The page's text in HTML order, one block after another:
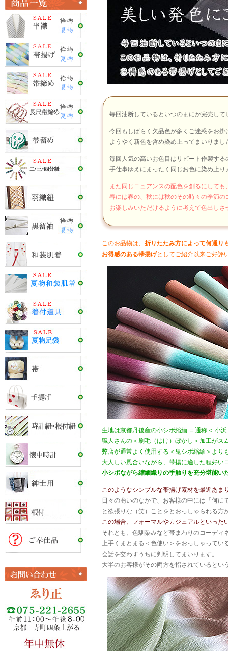
毎回油断しているといつのまにか完売し
今回もしばらく欠品色が多くご迷惑をお掛
ようやく新色を含め染め上ってまいりまし
毎回人気の高いお色目はリピート作製する
手仕事ゆえにまったく同じお色に染め上り
また同じニュアンスの配色を創るにしても
春には春の、秋には秋のその時々の季節の
お楽しみいただけるように考えて色出し
このお品物は、 折りたたみ方によって何通り
お得感のある帯揚げとしてご紹介以来ご好評
生地は京都丹後産の小シボ縮緬 ＝通称＜ 小
職人さんの＜刷毛（はけ）ぼかし＞加工がス
弊店が通常よく使用する＜鬼シボ縮緬＞より
大人しい風合いながら、帯揚に適した程好い
小シボながら縮緬織りの手触りを充分堪能い
このようなシンプルな帯揚げ素材を最近あま
日々の商いのなかで、お客様の中には「何に
と欲張りな（笑）ことをとおっしゃられる方
この場合、フォーマルやカジュアルといっ
それとも、色馴染みなど帯まわりのコーディ
上手くまとまる＜色使い＞をおっしゃってい
会話を交わすうちに判明してまいります。
大半のお客様がその両方を指されているとい